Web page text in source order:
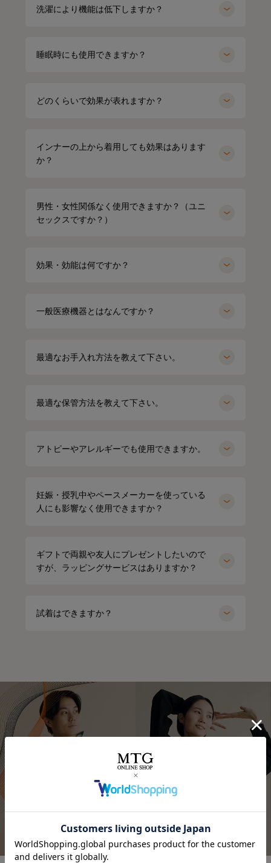
洗濯により機能は低下しますか？
睡眠時にも使用できますか？
どのくらいで効果が表れますか？
インナーの上から着用しても効果はあります
か？
男性・女性関係なく使用できますか？（ユニ
セックスですか？）
効果・効能は何ですか？
一般医療機器とはなんですか？
最適なお手入れ方法を教えて下さい。
最適な保管方法を教えて下さい。
アトピーやアレルギーでも使用できますか。
妊娠・授乳中やペースメーカーを使っている
人にも影響なく使用できますか？
ギフトで両親や友人にプレゼントしたいので
すが、ラッピングサービスはありますか？
試着はできますか？
詳しくはこちら
クルーネック（カーキ）Mサイズ
気になってた “リカバリーウェア”🛏
着るだけで「疲労回復」
子育てで毎日くたくたな身体を労わりたいけど時間がない
時に、
これは着るだけで、疲労回復できるらしいからすごい嬉し
kei164cm
着るだけで「疲労回復」ができるウェア！✨
お家でのまったり時間にも着れるし普通にお出かけコーデ
🩶筋肉のハリ・コリの緩和
🩶筋肉の疲れを軽減
日々の疲れを和らげてくれるんだって！